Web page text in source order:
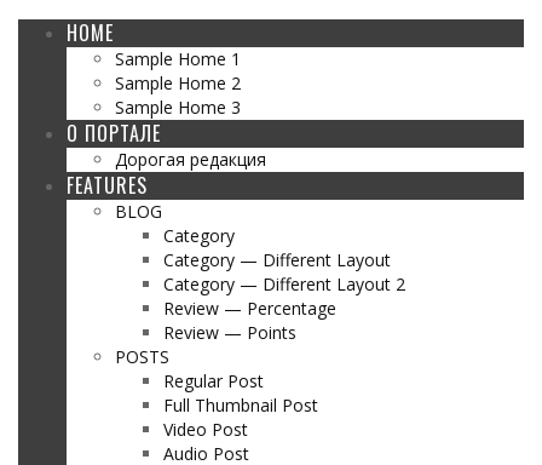
HOME
Sample Home 1
Sample Home 2
Sample Home 3
О ПОРТАЛЕ
Дорогая редакция
FEATURES
BLOG
Category
Category — Different Layout
Category — Different Layout 2
Review — Percentage
Review — Points
POSTS
Regular Post
Full Thumbnail Post
Video Post
Audio Post